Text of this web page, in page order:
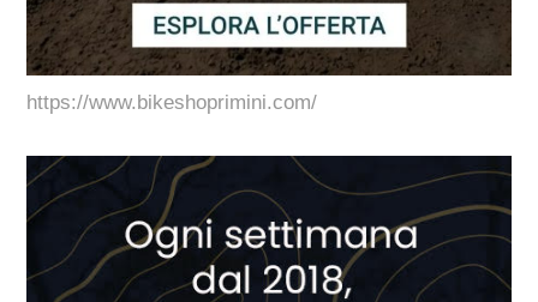
https://www.bikeshoprimini.com/